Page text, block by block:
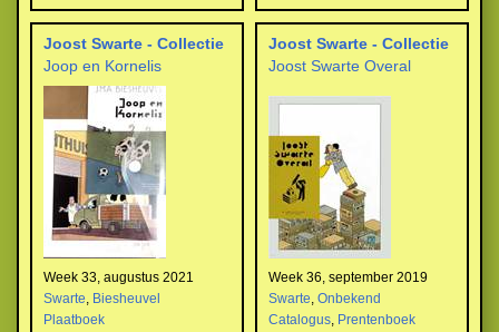
Joost Swarte - Collectie
Joop en Kornelis
Week 33, augustus 2021
Swarte, Biesheuvel
Plaatboek
Joost Swarte - Collectie
Joost Swarte Overal
Week 36, september 2019
Swarte, Onbekend
Catalogus, Prentenboek